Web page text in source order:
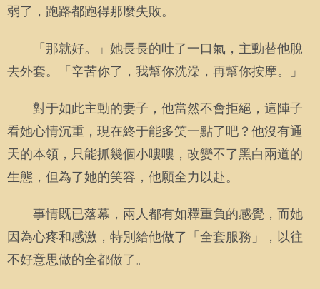
弱了，跑路都跑得那麼失敗。
「那就好。」她長長的吐了一口氣，主動替他脫
去外套。「辛苦你了，我幫你洗澡，再幫你按摩。」
對于如此主動的妻子，他當然不會拒絕，這陣子
看她心情沉重，現在終于能多笑一點了吧？他沒有通
天的本領，只能抓幾個小嘍嘍，改變不了黑白兩道的
生態，但為了她的笑容，他願全力以赴。
事情既已落幕，兩人都有如釋重負的感覺，而她
因為心疼和感激，特別給他做了「全套服務」，以往
不好意思做的全都做了。